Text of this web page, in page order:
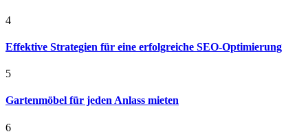
4
Effektive Strategien für eine erfolgreiche SEO-Optimierung
5
Gartenmöbel für jeden Anlass mieten
6